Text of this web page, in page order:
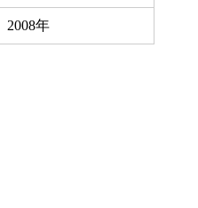
2008年